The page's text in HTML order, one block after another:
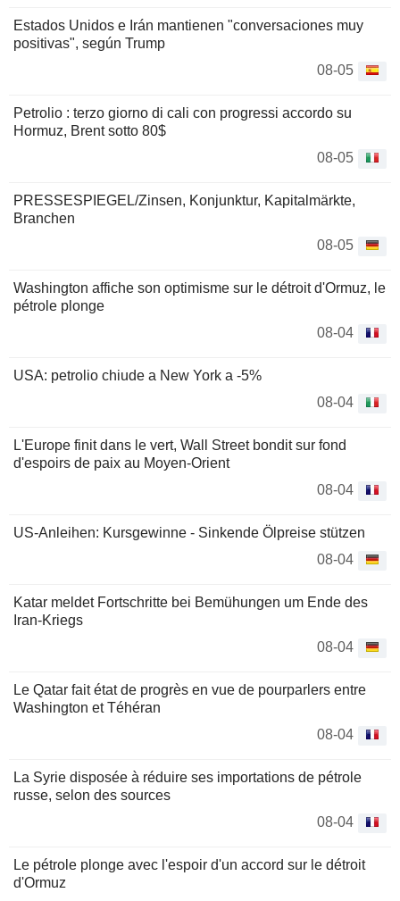
Estados Unidos e Irán mantienen "conversaciones muy
positivas", según Trump
08-05
Petrolio : terzo giorno di cali con progressi accordo su
Hormuz, Brent sotto 80$
08-05
PRESSESPIEGEL/Zinsen, Konjunktur, Kapitalmärkte,
Branchen
08-05
Washington affiche son optimisme sur le détroit d'Ormuz, le
pétrole plonge
08-04
USA: petrolio chiude a New York a -5%
08-04
L'Europe finit dans le vert, Wall Street bondit sur fond
d'espoirs de paix au Moyen-Orient
08-04
US-Anleihen: Kursgewinne - Sinkende Ölpreise stützen
08-04
Katar meldet Fortschritte bei Bemühungen um Ende des
Iran-Kriegs
08-04
Le Qatar fait état de progrès en vue de pourparlers entre
Washington et Téhéran
08-04
La Syrie disposée à réduire ses importations de pétrole
russe, selon des sources
08-04
Le pétrole plonge avec l'espoir d'un accord sur le détroit
d'Ormuz